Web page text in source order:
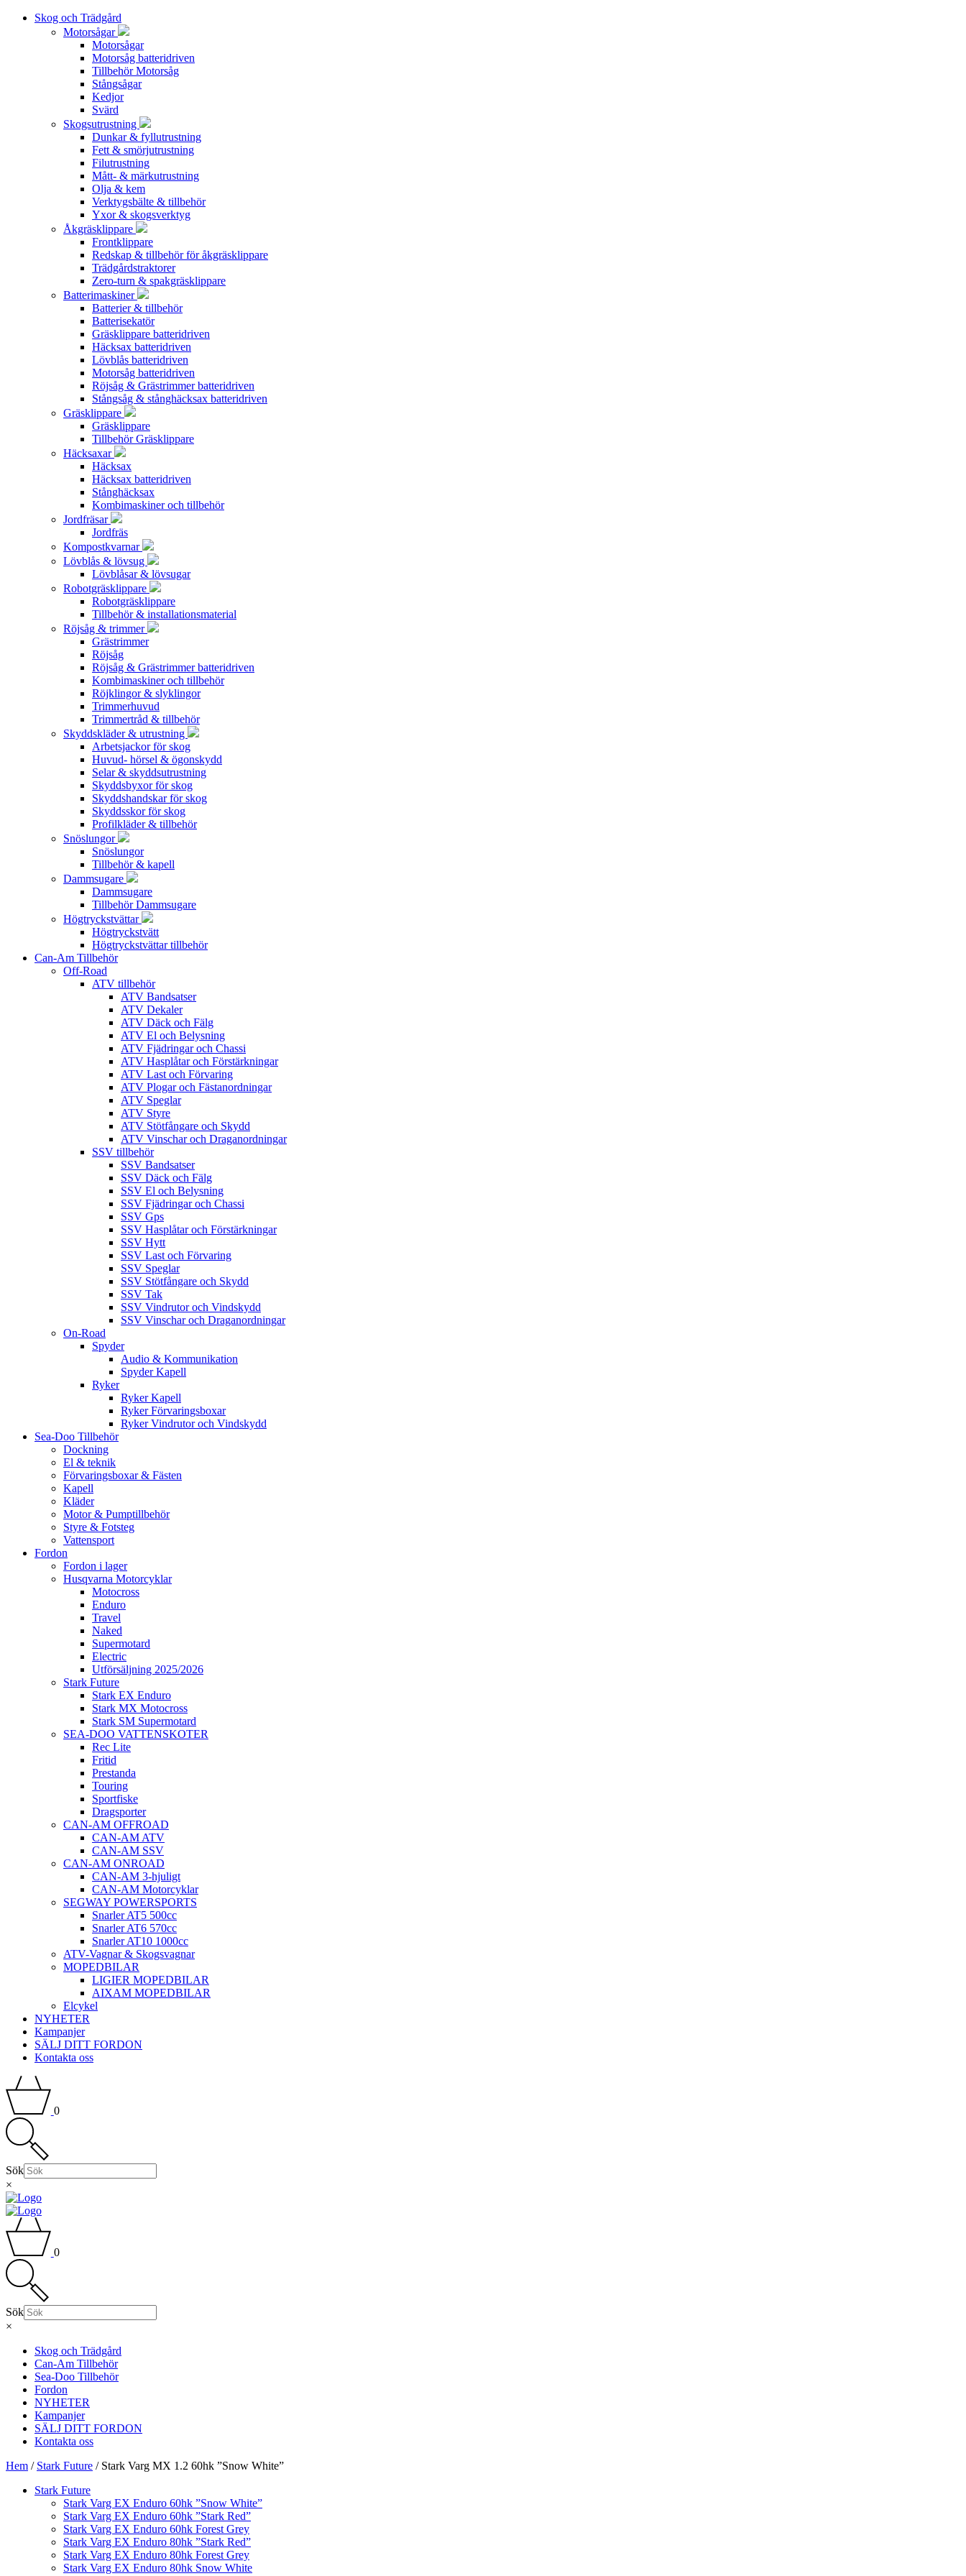
Skog och Trädgård
Motorsågar
Motorsågar
Motorsåg batteridriven
Tillbehör Motorsåg
Stångsågar
Kedjor
Svärd
Skogsutrustning
Dunkar & fyllutrustning
Fett & smörjutrustning
Filutrustning
Mått- & märkutrustning
Olja & kem
Verktygsbälte & tillbehör
Yxor & skogsverktyg
Åkgräsklippare
Frontklippare
Redskap & tillbehör för åkgräsklippare
Trädgårdstraktorer
Zero-turn & spakgräsklippare
Batterimaskiner
Batterier & tillbehör
Batterisekatör
Gräsklippare batteridriven
Häcksax batteridriven
Lövblås batteridriven
Motorsåg batteridriven
Röjsåg & Grästrimmer batteridriven
Stångsåg & stånghäcksax batteridriven
Gräsklippare
Gräsklippare
Tillbehör Gräsklippare
Häcksaxar
Häcksax
Häcksax batteridriven
Stånghäcksax
Kombimaskiner och tillbehör
Jordfräsar
Jordfräs
Kompostkvarnar
Lövblås & lövsug
Lövblåsar & lövsugar
Robotgräsklippare
Robotgräsklippare
Tillbehör & installationsmaterial
Röjsåg & trimmer
Grästrimmer
Röjsåg
Röjsåg & Grästrimmer batteridriven
Kombimaskiner och tillbehör
Röjklingor & slyklingor
Trimmerhuvud
Trimmertråd & tillbehör
Skyddskläder & utrustning
Arbetsjackor för skog
Huvud- hörsel & ögonskydd
Selar & skyddsutrustning
Skyddsbyxor för skog
Skyddshandskar för skog
Skyddsskor för skog
Profilkläder & tillbehör
Snöslungor
Snöslungor
Tillbehör & kapell
Dammsugare
Dammsugare
Tillbehör Dammsugare
Högtryckstvättar
Högtryckstvätt
Högtryckstvättar tillbehör
Can-Am Tillbehör
Off-Road
ATV tillbehör
ATV Bandsatser
ATV Dekaler
ATV Däck och Fälg
ATV El och Belysning
ATV Fjädringar och Chassi
ATV Hasplåtar och Förstärkningar
ATV Last och Förvaring
ATV Plogar och Fästanordningar
ATV Speglar
ATV Styre
ATV Stötfångare och Skydd
ATV Vinschar och Draganordningar
SSV tillbehör
SSV Bandsatser
SSV Däck och Fälg
SSV El och Belysning
SSV Fjädringar och Chassi
SSV Gps
SSV Hasplåtar och Förstärkningar
SSV Hytt
SSV Last och Förvaring
SSV Speglar
SSV Stötfångare och Skydd
SSV Tak
SSV Vindrutor och Vindskydd
SSV Vinschar och Draganordningar
On-Road
Spyder
Audio & Kommunikation
Spyder Kapell
Ryker
Ryker Kapell
Ryker Förvaringsboxar
Ryker Vindrutor och Vindskydd
Sea-Doo Tillbehör
Dockning
El & teknik
Förvaringsboxar & Fästen
Kapell
Kläder
Motor & Pumptillbehör
Styre & Fotsteg
Vattensport
Fordon
Fordon i lager
Husqvarna Motorcyklar
Motocross
Enduro
Travel
Naked
Supermotard
Electric
Utförsäljning 2025/2026
Stark Future
Stark EX Enduro
Stark MX Motocross
Stark SM Supermotard
SEA-DOO VATTENSKOTER
Rec Lite
Fritid
Prestanda
Touring
Sportfiske
Dragsporter
CAN-AM OFFROAD
CAN-AM ATV
CAN-AM SSV
CAN-AM ONROAD
CAN-AM 3-hjuligt
CAN-AM Motorcyklar
SEGWAY POWERSPORTS
Snarler AT5 500cc
Snarler AT6 570cc
Snarler AT10 1000cc
ATV-Vagnar & Skogsvagnar
MOPEDBILAR
LIGIER MOPEDBILAR
AIXAM MOPEDBILAR
Elcykel
NYHETER
Kampanjer
SÄLJ DITT FORDON
Kontakta oss
0
Sök
×
0
Sök
×
Skog och Trädgård
Can-Am Tillbehör
Sea-Doo Tillbehör
Fordon
NYHETER
Kampanjer
SÄLJ DITT FORDON
Kontakta oss
Hem / Stark Future / Stark Varg MX 1.2 60hk ”Snow White”
Stark Future
Stark Varg EX Enduro 60hk ”Snow White”
Stark Varg EX Enduro 60hk ”Stark Red”
Stark Varg EX Enduro 60hk Forest Grey
Stark Varg EX Enduro 80hk ”Stark Red”
Stark Varg EX Enduro 80hk Forest Grey
Stark Varg EX Enduro 80hk Snow White